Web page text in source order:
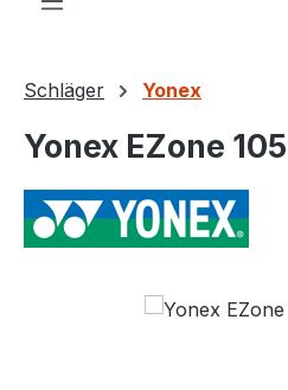
Schläger Yonex
Yonex EZone
Bildergalerie überspringen